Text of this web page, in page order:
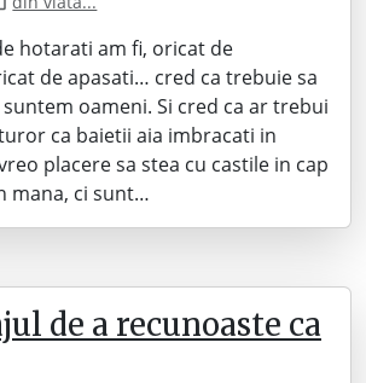
hotarati am fi, oricat de
de apasati… cred ca trebuie sa
oameni. Si cred ca ar trebui
ca baietii aia imbracati in
placere sa stea cu castile in cap
mana, ci sunt…
de a recunoaste ca